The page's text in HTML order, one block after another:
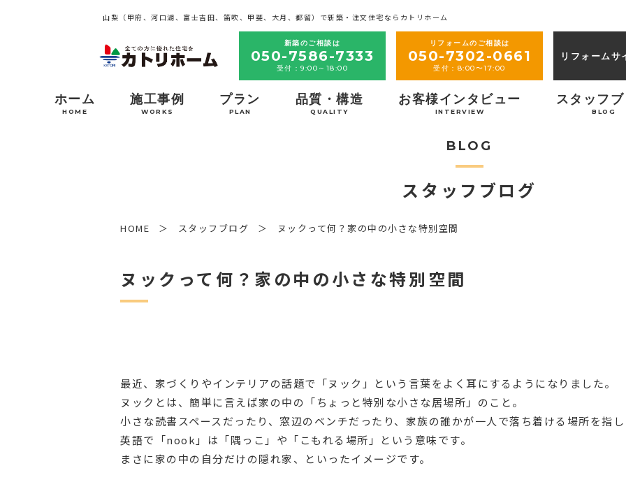
山梨（甲府、河口湖、富士吉田、笛吹、甲斐、大月、都留）で新築・注文住宅ならカトリホーム
新築のご相談は
050-7586-7333
受付：9:00～18:00
リフォームのご相談は
050-7302-0661
受付：8:00〜17:00
リフォームサ
ホーム
HOME
施工事例
WORKS
プラン
PLAN
品質・構造
QUALITY
お客様インタビュー
INTERVIEW
スタッフ
BLOG
BLOG
スタッフブログ
HOME スタッフブログ ヌックって何？家の中の小さな特別空間
ヌックって何？家の中の小さな特別空間
最近、家づくりやインテリアの話題で「ヌック」という言葉をよく耳にするようになりました。
ヌックとは、簡単に言えば家の中の「ちょっと特別な小さな居場所」のこと。
小さな読書スペースだったり、窓辺のベンチだったり、家族の誰かが一人で落ち着ける場所を指
英語で「nook」は「隅っこ」や「こもれる場所」という意味です。
まさに家の中の自分だけの隠れ家、といったイメージです。